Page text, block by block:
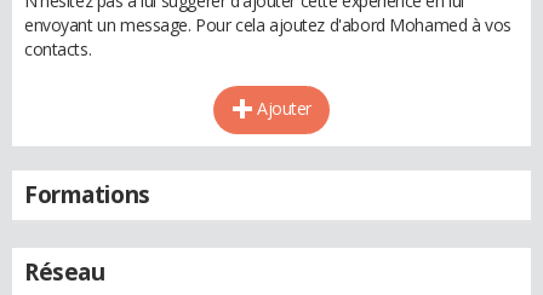
envoyant un message. Pour cela ajoutez d'abord Mohamed à vos
contacts.
Ajouter
Formations
Réseau